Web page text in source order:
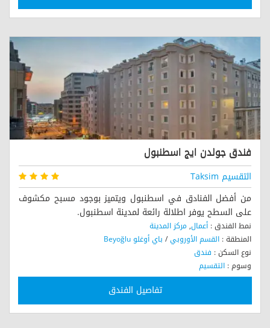
فندق جولدن ايج اسطنبول
التقسيم Taksim
من أفضل الفنادق في اسطنبول ويتميز بوجود مسبح مكشوف
على السطح يوفر اطلالة رائعة لمدينة اسطنبول.
نمط الفندق : أعمال, مركز المدينة
المنطقة : القسم الأوروبي/ باي أوغلو Beyoğlu
نوع السكن : فندق
وسوم : التقسيم
تفاصيل الفندق